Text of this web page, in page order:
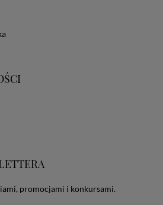
dla celów reklamowych i
np. Facebook). Korzystanie
oznacza, że będą one
użytkownik nie wyraża zgody na
promocjami i konkursami.